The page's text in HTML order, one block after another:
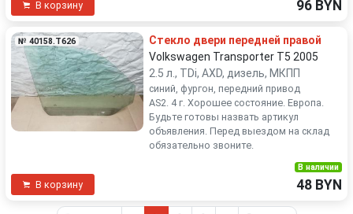
В корзину 96 BYN
№ 40158.T626
Стекло двери передней правой
Volkswagen Transporter T5 2005
2.5 л., TDi, AXD, дизель, МКПП
синий, фургон, передний привод
AS2. 4 г. Хорошее состояние. Европа.
Будьте готовы назвать артикул
объявления. Перед выездом на склад
обязательно звоните.
В корзину
В наличии
48 BYN